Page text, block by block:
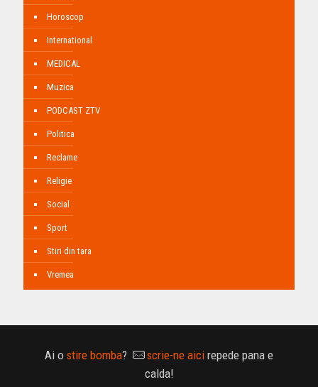
Horoscop
International
MEDICAL
Muzica
PODCAST ZTV
Politica
Reclame
Religie
Social
Sport
Stiri din tara
Vremea
Ai o stire bomba? scrie-ne aici repede pana e
calda!